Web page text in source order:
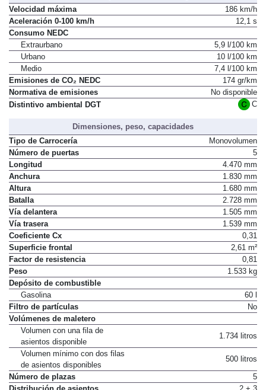
Velocidad máxima
186 km/h
Aceleración 0-100 km/h
12,1 s
Consumo NEDC
Extraurbano
5,9 l/100 km
Urbano
10 l/100 km
Medio
7,4 l/100 km
Emisiones de CO₂ NEDC
174 gr/km
Normativa de emisiones
No disponible
Distintivo ambiental DGT
C
Dimensiones, peso, capacidades
Tipo de Carrocería
Monovolumen
Número de puertas
5
Longitud
4.470 mm
Anchura
1.830 mm
Altura
1.680 mm
Batalla
2.728 mm
Vía delantera
1.505 mm
Vía trasera
1.539 mm
Coeficiente Cx
0,31
Superficie frontal
2,61 m²
Factor de resistencia
0,81
Peso
1.533 kg
Depósito de combustible
Gasolina
60 l
Filtro de partículas
No
Volúmenes de maletero
Volumen con una fila de
asientos disponible
1.734 litros
Volumen mínimo con dos filas
de asientos disponibles
500 litros
Número de plazas
5